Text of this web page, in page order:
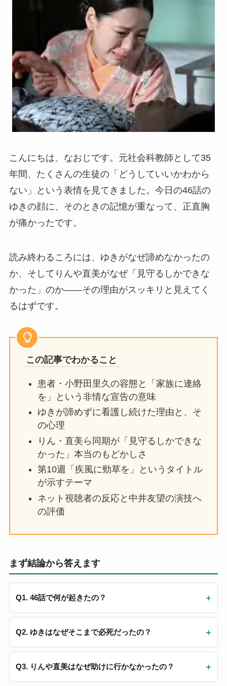
こんにちは、なおじです。元社会科教師として35
年間、たくさんの生徒の「どうしていいかわから
ない」という表情を見てきました。今日の46話の
ゆきの顔に、そのときの記憶が重なって、正直胸
が痛かったです。
読み終わるころには、ゆきがなぜ諦めなかったの
か、そしてりんや直美がなぜ「見守るしかできな
かった」のか——その理由がスッキリと見えてく
るはずです。
この記事でわかること
患者・小野田里久の容態と「家族に連絡
を」という非情な宣告の意味
ゆきが諦めずに看護し続けた理由と、そ
の心理
りん・直美ら同期が「見守るしかできな
かった」本当のもどかしさ
第10週「疾風に勁草を」というタイトル
が示すテーマ
ネット視聴者の反応と中井友望の演技へ
の評価
まず結論から答えます
Q1. 46話で何が起きたの？
Q2. ゆきはなぜそこまで必死だったの？
Q3. りんや直美はなぜ助けに行かなかったの？